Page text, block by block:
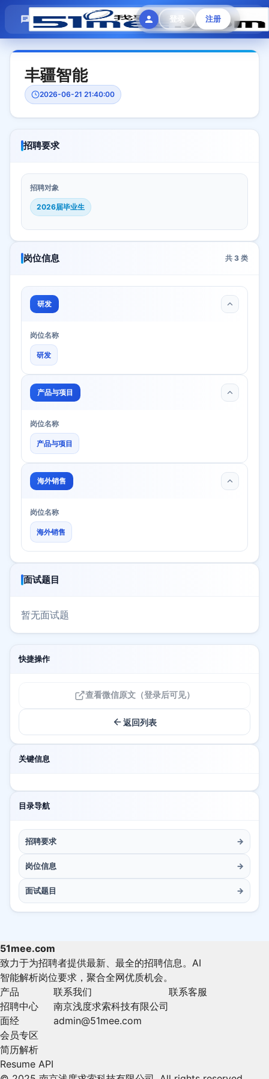
登录 注册
模拟面试 题目大全 招聘中心 会员专区
丰疆智能
2026-06-21 21:40:00
招聘要求
招聘对象
2026届毕业生
岗位信息 共 3 类
研发
岗位名称
研发
产品与项目
岗位名称
产品与项目
海外销售
岗位名称
海外销售
面试题目
暂无面试题
快捷操作
查看微信原文（登录后可见）
返回列表
关键信息
目录导航
招聘要求 →
岗位信息 →
面试题目 →
51mee.com
致力于为招聘者提供最新、最全的招聘信息。AI
智能解析岗位要求，聚合全网优质机会。
产品
招聘中心
面经
会员专区
简历解析
Resume API
联系我们
南京浅度求索科技有限公司
admin@51mee.com
联系客服